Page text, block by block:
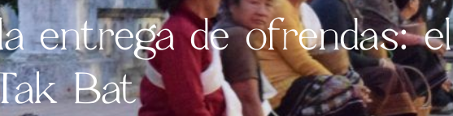
entrega de ofrendas: el
Bat